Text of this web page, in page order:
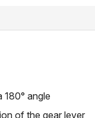
180° angle
of the gear lever